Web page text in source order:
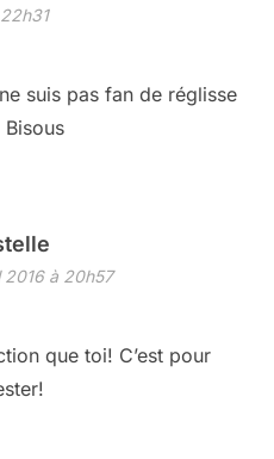
suis pas fan de réglisse
Bisous
2016 à 20h57
que toi! C’est pour